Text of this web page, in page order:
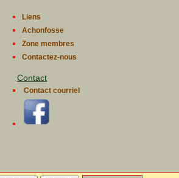
Liens
Achonfosse
Zone membres
Contactez-nous
Contact
Contact courriel